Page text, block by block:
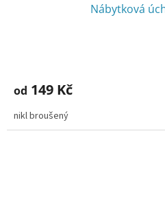
Nábytková
od 149 Kč
nikl broušený